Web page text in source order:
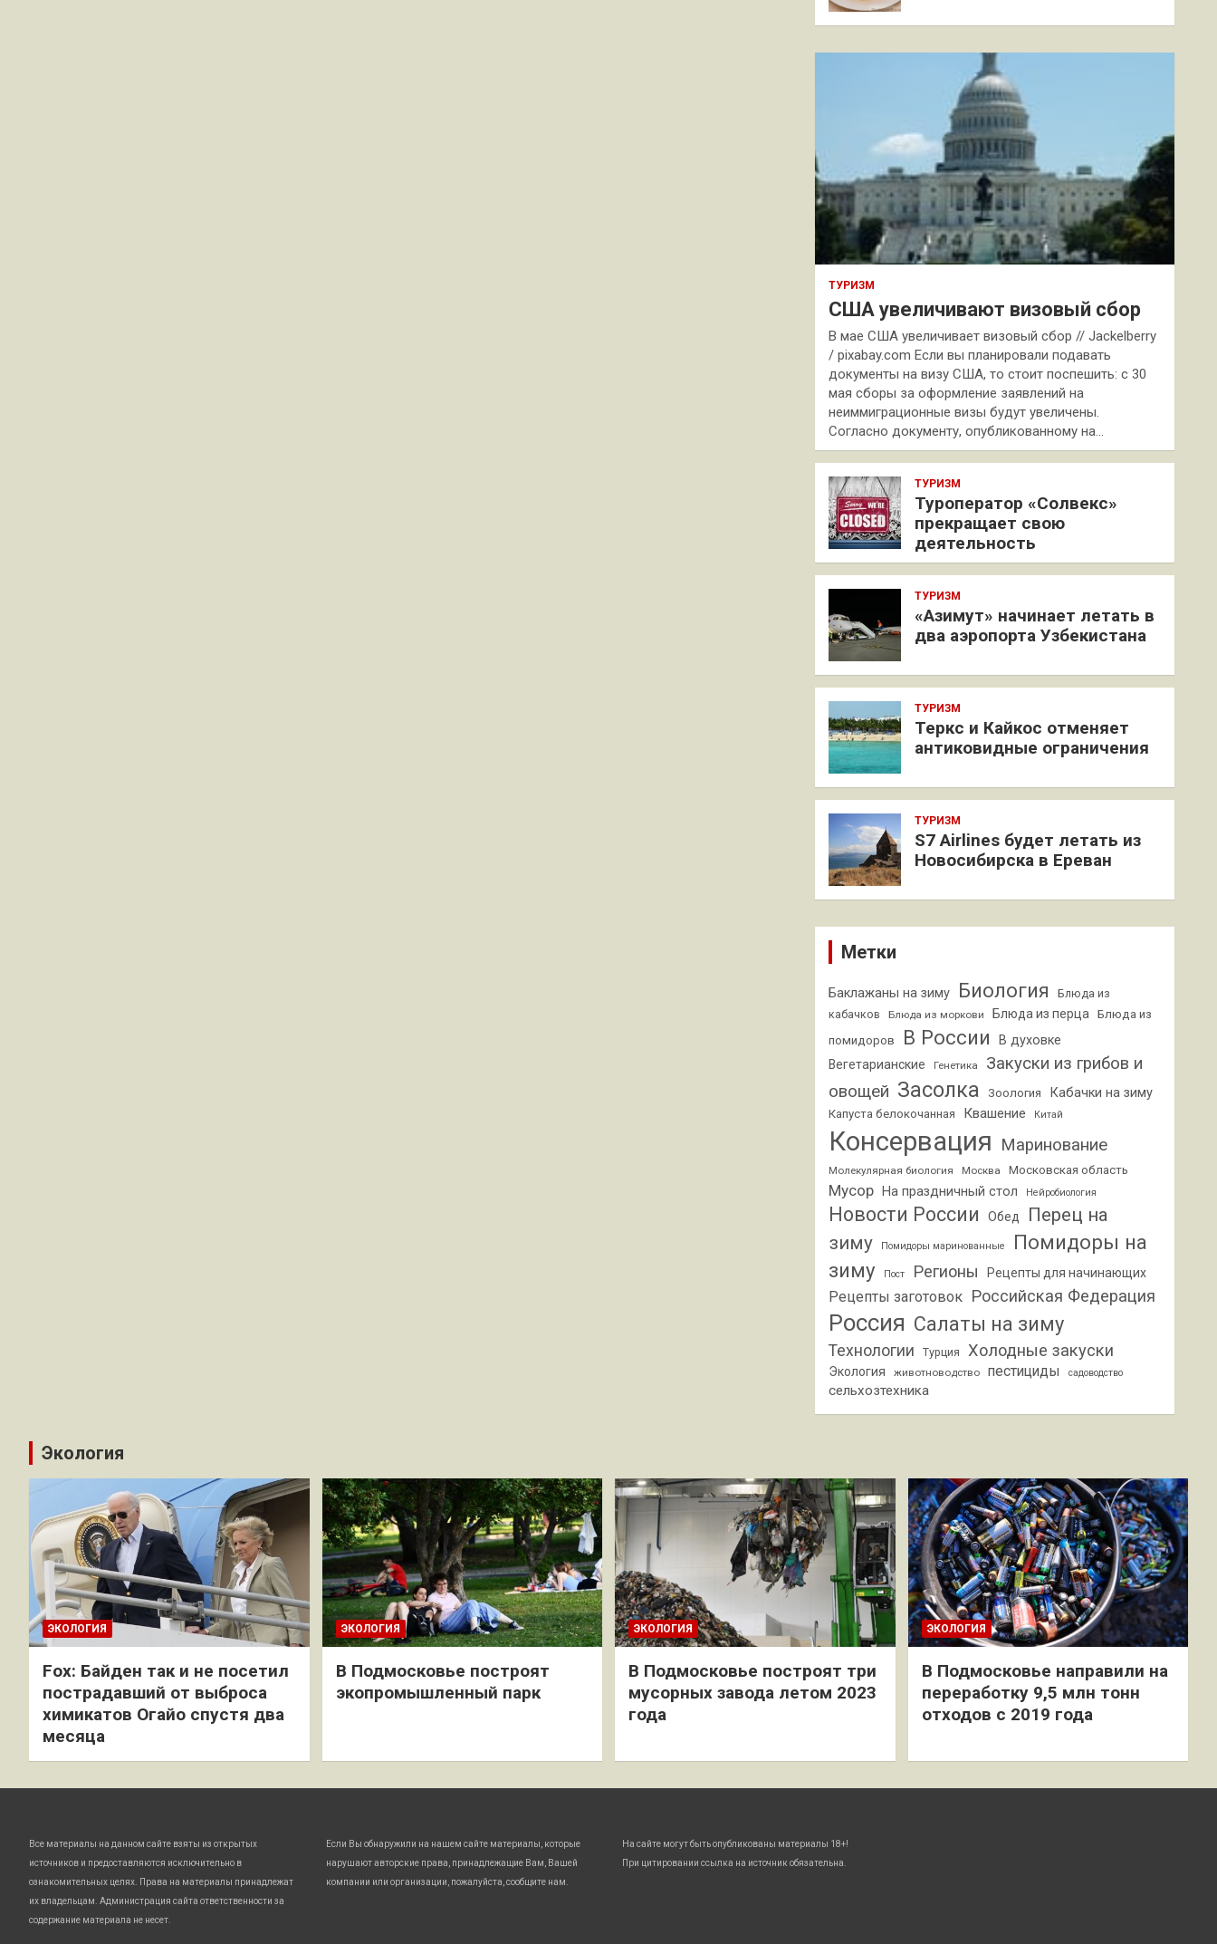
ТУРИЗМ
США увеличивают визовый сбор
В мае США увеличивает визовый сбор // Jackelberry
/ pixabay.com Если вы планировали подавать
документы на визу США, то стоит поспешить: с 30
мая сборы за оформление заявлений на
неиммиграционные визы будут увеличены.
Согласно документу, опубликованному на…
ТУРИЗМ
Туроператор «Солвекс»
прекращает свою
деятельность
ТУРИЗМ
«Азимут» начинает летать в
два аэропорта Узбекистана
ТУРИЗМ
Теркс и Кайкос отменяет
антиковидные ограничения
ТУРИЗМ
S7 Airlines будет летать из
Новосибирска в Ереван
Метки
Баклажаны на зиму Биология
Блюда из
кабачков
Блюда из моркови Блюда из перца
Блюда из
помидоров
В России В духовке
Вегетарианские Генетика
Закуски из грибов и
овощей Засолка Зоология Кабачки на зиму
Капуста белокочанная Квашение Китай
Консервация Маринование
Молекулярная биология Москва Московская область
Мусор На праздничный стол Нейробиология
Новости России Обед
Перец на
зиму
Помидоры маринованные
Помидоры на
зиму
Пост Регионы Рецепты для начинающих
Рецепты заготовок Российская Федерация
Россия Салаты на зиму
Технологии Турция Холодные закуски
Экология животноводство пестициды садоводство
сельхозтехника
Экология
ЭКОЛОГИЯ
Fox: Байден так и не посетил
пострадавший от выброса
химикатов Огайо спустя два
месяца
ЭКОЛОГИЯ
В Подмосковье построят
экопромышленный парк
ЭКОЛОГИЯ
В Подмосковье построят три
мусорных завода летом 2023
года
ЭКОЛОГИЯ
В Подмосковье направили на
переработку 9,5 млн тонн
отходов с 2019 года
Все материалы на данном сайте взяты из открытых
источников и предоставляются исключительно в
ознакомительных целях. Права на материалы принадлежат
их владельцам. Администрация сайта ответственности за
содержание материала не несет.
Если Вы обнаружили на нашем сайте материалы, которые
нарушают авторские права, принадлежащие Вам, Вашей
компании или организации, пожалуйста, сообщите нам.
На сайте могут быть опубликованы материалы 18+!
При цитировании ссылка на источник обязательна.